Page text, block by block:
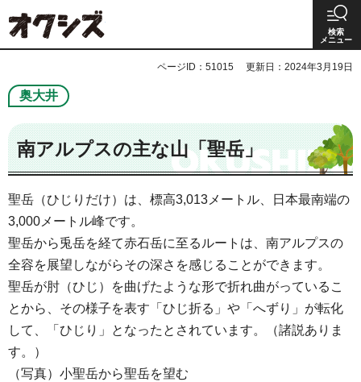
検索
メニュー
ページID：51015 更新日：2024年3月19日
奥大井
南アルプスの主な山「聖岳」
聖岳（ひじりだけ）は、標高3,013メートル、日本最南端の
3,000メートル峰です。
聖岳から兎岳を経て赤石岳に至るルートは、南アルプスの
全容を展望しながらその深さを感じることができます。
聖岳が肘（ひじ）を曲げたような形で折れ曲がっているこ
とから、その様子を表す「ひじ折る」や「へずり」が転化
して、「ひじり」となったとされています。（諸説ありま
す。）
（写真）小聖岳から聖岳を望む